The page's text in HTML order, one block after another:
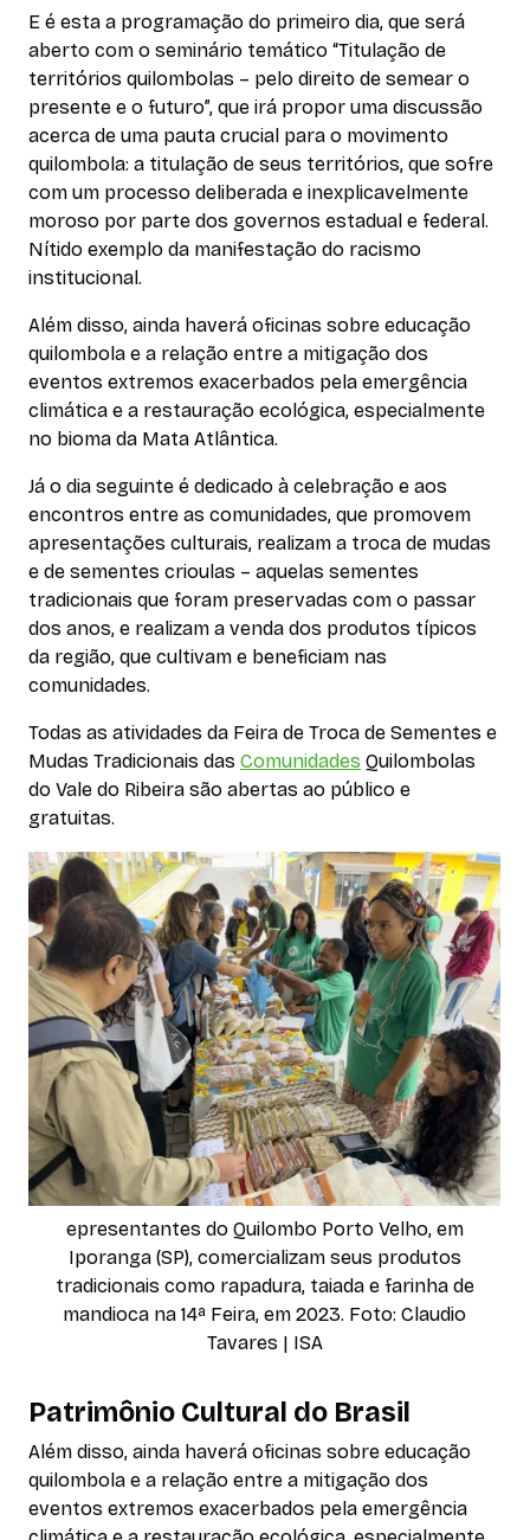
E é esta a programação do primeiro dia, que será
aberto com o seminário temático “Titulação de
territórios quilombolas – pelo direito de semear o
presente e o futuro”, que irá propor uma discussão
acerca de uma pauta crucial para o movimento
quilombola: a titulação de seus territórios, que sofre
com um processo deliberada e inexplicavelmente
moroso por parte dos governos estadual e federal.
Nítido exemplo da manifestação do racismo
institucional.
Além disso, ainda haverá oficinas sobre educação
quilombola e a relação entre a mitigação dos
eventos extremos exacerbados pela emergência
climática e a restauração ecológica, especialmente
no bioma da Mata Atlântica.
Já o dia seguinte é dedicado à celebração e aos
encontros entre as comunidades, que promovem
apresentações culturais, realizam a troca de mudas
e de sementes crioulas – aquelas sementes
tradicionais que foram preservadas com o passar
dos anos, e realizam a venda dos produtos típicos
da região, que cultivam e beneficiam nas
comunidades.
Todas as atividades da Feira de Troca de Sementes e
Mudas Tradicionais das Comunidades Quilombolas
do Vale do Ribeira são abertas ao público e
gratuitas.
epresentantes do Quilombo Porto Velho, em
Iporanga (SP), comercializam seus produtos
tradicionais como rapadura, taiada e farinha de
mandioca na 14ª Feira, em 2023. Foto: Claudio
Tavares | ISA
Patrimônio Cultural do Brasil
Além disso, ainda haverá oficinas sobre educação
quilombola e a relação entre a mitigação dos
eventos extremos exacerbados pela emergência